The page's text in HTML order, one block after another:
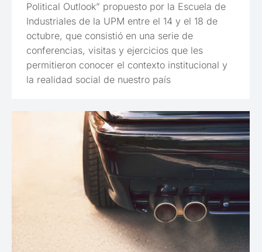
Political Outlook” propuesto por la Escuela de
Industriales de la UPM entre el 14 y el 18 de
octubre, que consistió en una serie de
conferencias, visitas y ejercicios que les
permitieron conocer el contexto institucional y
la realidad social de nuestro país